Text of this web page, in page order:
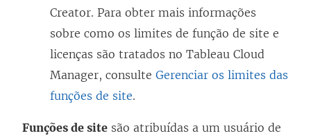
Creator. Para obter mais informações
sobre como os limites de função de site e
licenças são tratados no Tableau Cloud
Manager, consulte Gerenciar os limites das
funções de site.
Funções de site são atribuídas a um usuário de